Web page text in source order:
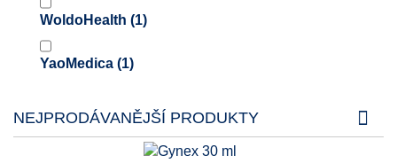
WoldoHealth (1)
YaoMedica (1)
NEJPRODÁVANĚJŠÍ PRODUKTY